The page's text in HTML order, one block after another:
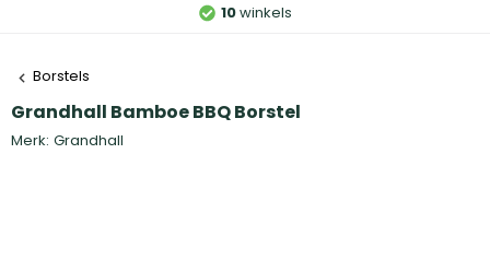
10winkels
Borstels
Grandhall Bamboe BBQ Borstel
Merk: Grandhall